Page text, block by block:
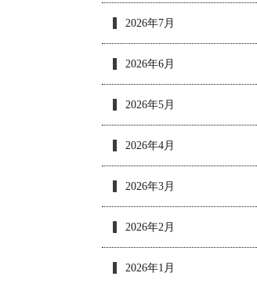
2026年7月
2026年6月
2026年5月
2026年4月
2026年3月
2026年2月
2026年1月